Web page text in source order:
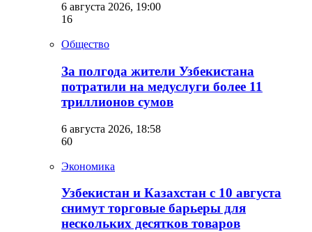
6 августа 2026, 19:00
16
Общество
За полгода жители Узбекистана
потратили на медуслуги более 11
триллионов сумов
6 августа 2026, 18:58
60
Экономика
Узбекистан и Казахстан с 10 августа
снимут торговые барьеры для
нескольких десятков товаров